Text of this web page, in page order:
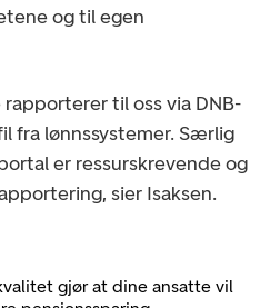
og til egen
til oss via DNB-
fra lønnssystemer. Særlig
er ressurskrevende og
sier Isaksen.
gjør at dine ansatte vil